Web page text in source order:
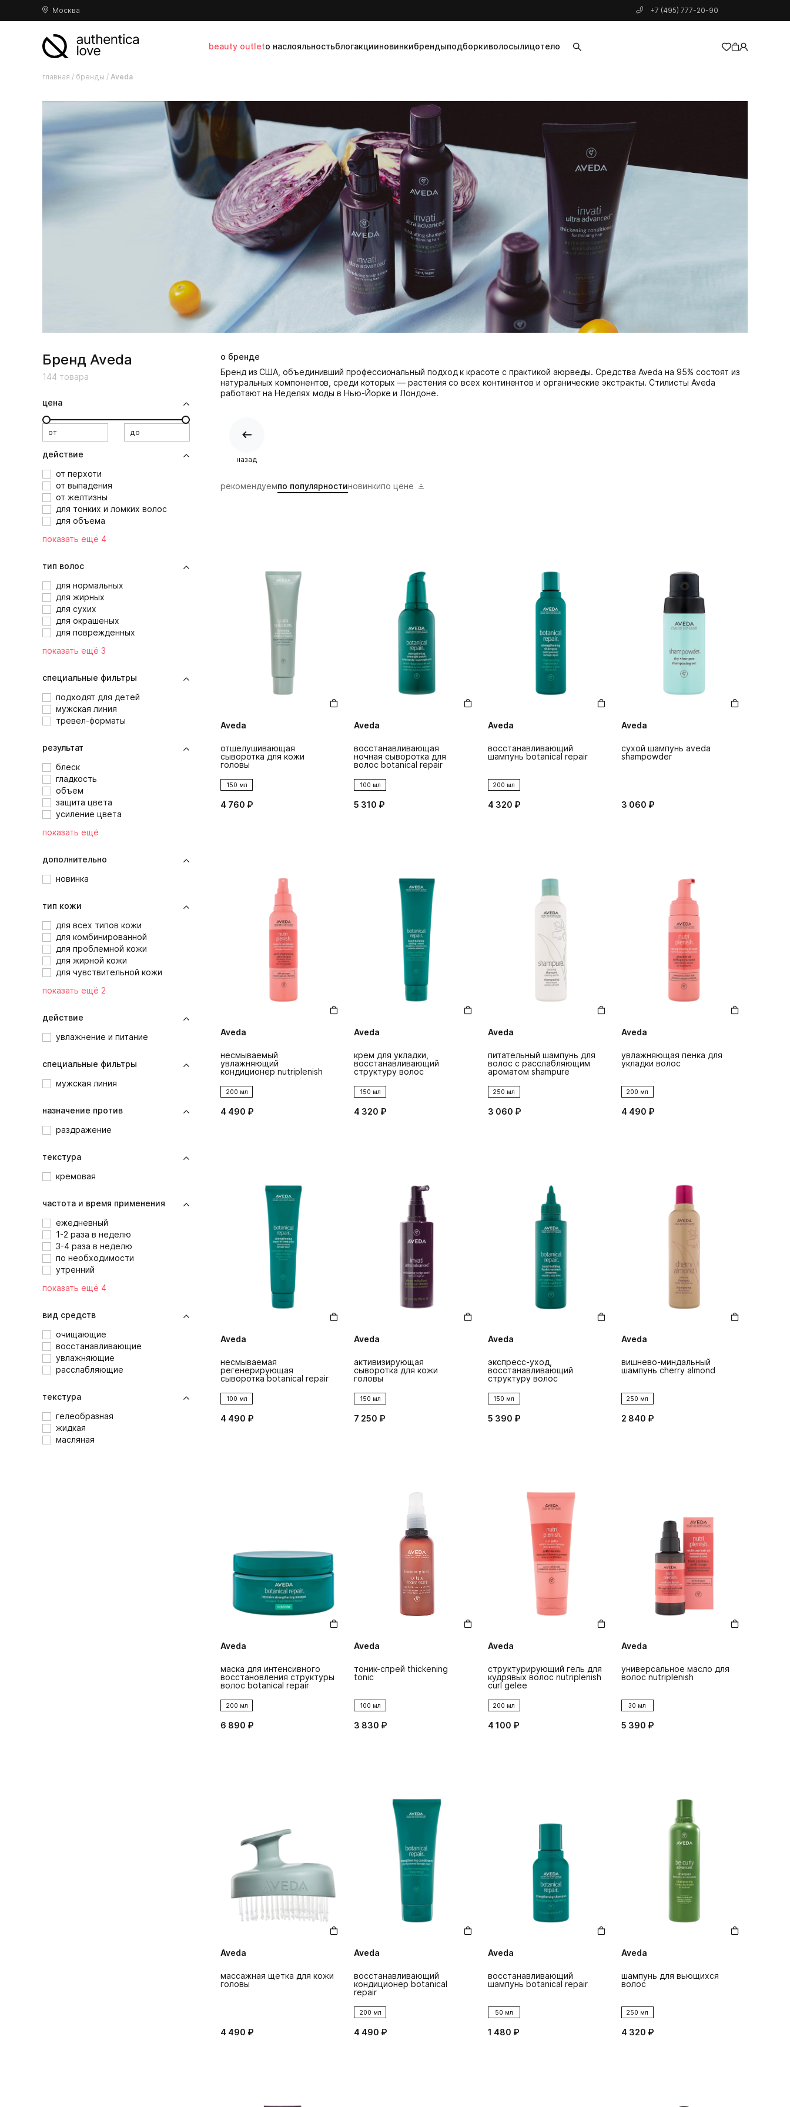
Москва +7 (495) 777-20-90
beauty outletо наслояльностьблогакцииновинкибрендыподборкиволосылицотело
главная / бренды / Aveda
Бренд Aveda
144 товара
цена
от до
действие
от перхоти
от выпадения
от желтизны
для тонких и ломких волос
для объема
показать ещё 4
тип волос
для нормальных
для жирных
для сухих
для окрашеных
для поврежденных
показать ещё 3
специальные фильтры
подходят для детей
мужская линия
тревел-форматы
результат
блеск
гладкость
объем
защита цвета
усиление цвета
показать ещё
дополнительно
новинка
тип кожи
для всех типов кожи
для комбинированной
для проблемной кожи
для жирной кожи
для чувствительной кожи
показать ещё 2
действие
увлажнение и питание
специальные фильтры
мужская линия
назначение против
раздражение
текстура
кремовая
частота и время применения
ежедневный
1-2 раза в неделю
3-4 раза в неделю
по необходимости
утренний
показать ещё 4
вид средств
очищающие
восстанавливающие
увлажняющие
расслабляющие
текстура
гелеобразная
жидкая
масляная
о бренде
Бренд из США, объединивший профессиональный подход к красоте с практикой аюрведы. Средства Aveda на 95% состоят из
натуральных компонентов, среди которых — растения со всех континентов и органические экстракты. Cтилисты Aveda
работают на Неделях моды в Нью-Йорке и Лондоне.
назад
рекомендуемпо популярностиновинкипо цене
Aveda
отшелушивающая
сыворотка для кожи
головы
150 мл
4 760 ₽
Aveda
восстанавливающая
ночная сыворотка для
волос botanical repair
100 мл
5 310 ₽
Aveda
восстанавливающий
шампунь botanical repair
200 мл
4 320 ₽
Aveda
сухой шампунь aveda
shampowder
3 060 ₽
Aveda
несмываемый
увлажняющий
кондиционер nutriplenish
200 мл
4 490 ₽
Aveda
крем для укладки,
восстанавливающий
структуру волос
150 мл
4 320 ₽
Aveda
питательный шампунь для
волос с расслабляющим
ароматом shampure
250 мл
3 060 ₽
Aveda
увлажняющая пенка для
укладки волос
200 мл
4 490 ₽
Aveda
несмываемая
регенерирующая
сыворотка botanical repair
100 мл
4 490 ₽
Aveda
активизирующая
сыворотка для кожи
головы
150 мл
7 250 ₽
Aveda
экспресс-уход,
восстанавливающий
структуру волос
150 мл
5 390 ₽
Aveda
вишнево-миндальный
шампунь cherry almond
250 мл
2 840 ₽
Aveda
маска для интенсивного
восстановления структуры
волос botanical repair
200 мл
6 890 ₽
Aveda
тоник-спрей thickening
tonic
100 мл
3 830 ₽
Aveda
структурирующий гель для
кудрявых волос nutriplenish
curl gelee
200 мл
4 100 ₽
Aveda
универсальное масло для
волос nutriplenish
30 мл
5 390 ₽
Aveda
массажная щетка для кожи
головы
4 490 ₽
Aveda
восстанавливающий
кондиционер botanical
repair
200 мл
4 490 ₽
Aveda
восстанавливающий
шампунь botanical repair
50 мл
1 480 ₽
Aveda
шампунь для вьющихся
волос
250 мл
4 320 ₽